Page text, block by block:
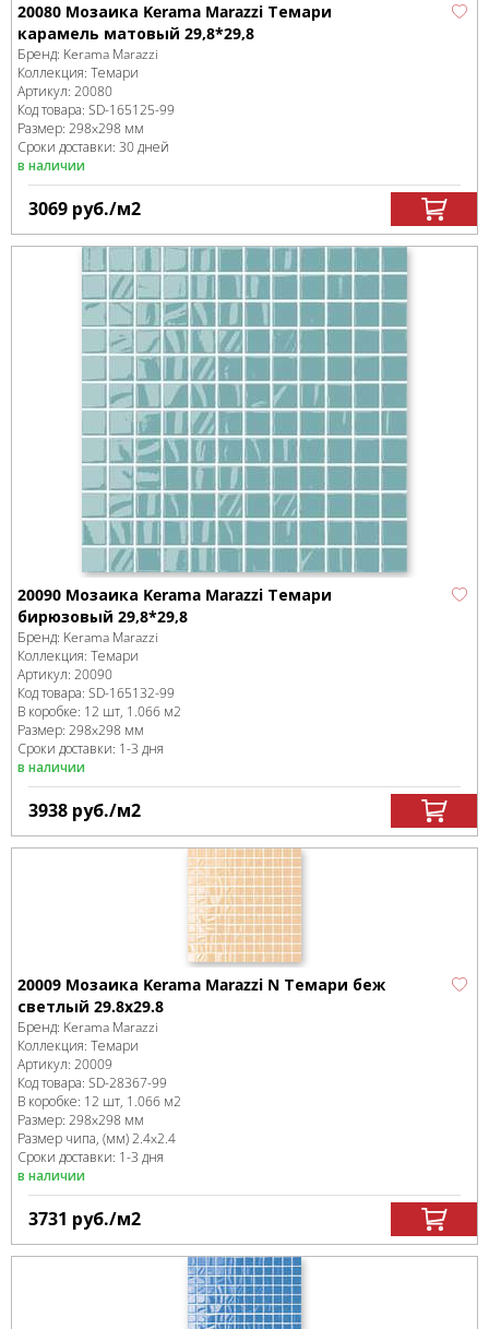
20080 Мозаика Kerama Marazzi Темари
карамель матовый 29,8*29,8
Бренд: Kerama Marazzi
Коллекция: Темари
Артикул: 20080
Код товара: SD-165125-99
Размер: 298x298 мм
Сроки доставки: 30 дней
в наличии
3069 руб./м2
20090 Мозаика Kerama Marazzi Темари
бирюзовый 29,8*29,8
Бренд: Kerama Marazzi
Коллекция: Темари
Артикул: 20090
Код товара: SD-165132-99
В коробке: 12 шт, 1.066 м2
Размер: 298x298 мм
Сроки доставки: 1-3 дня
в наличии
3938 руб./м2
20009 Мозаика Kerama Marazzi N Темари беж
светлый 29.8х29.8
Бренд: Kerama Marazzi
Коллекция: Темари
Артикул: 20009
Код товара: SD-28367-99
В коробке: 12 шт, 1.066 м2
Размер: 298x298 мм
Размер чипа, (мм)2.4x2.4
Сроки доставки: 1-3 дня
в наличии
3731 руб./м2